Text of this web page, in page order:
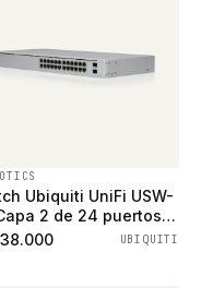
Ubiquiti UniFi USW-
2 de 24 puertos
gigabit y 2
UBIQUITI